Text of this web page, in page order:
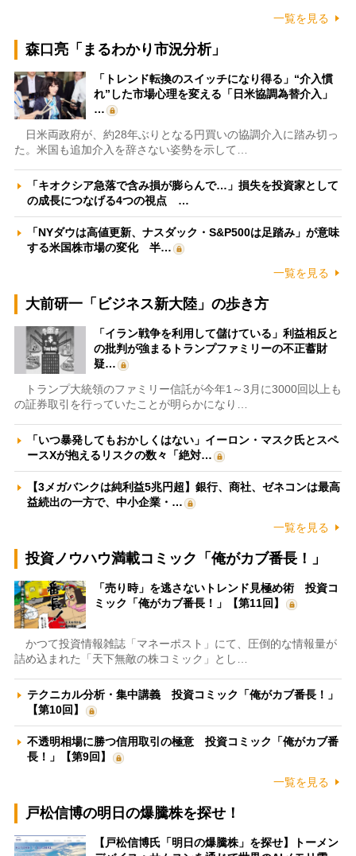
一覧を見る
森口亮「まるわかり市況分析」
「トレンド転換のスイッチになり得る」“介入慣
れ”した市場心理を変える「日米協調為替介入」
…
日米両政府が、約28年ぶりとなる円買いの協調介入に踏み切っ
た。米国も追加介入を辞さない姿勢を示して…
「キオクシア急落で含み損が膨らんで…」損失を投資家として
の成長につなげる4つの視点 …
「NYダウは高値更新、ナスダック・S&P500は足踏み」が意味
する米国株市場の変化 半…
一覧を見る
大前研一「ビジネス新大陸」の歩き方
「イラン戦争を利用して儲けている」利益相反と
の批判が強まるトランプファミリーの不正蓄財
疑…
トランプ大統領のファミリー信託が今年1～3月に3000回以上も
の証券取引を行っていたことが明らかになり…
「いつ暴発してもおかしくはない」イーロン・マスク氏とスペ
ースXが抱えるリスクの数々「絶対…
【3メガバンクは純利益5兆円超】銀行、商社、ゼネコンは最高
益続出の一方で、中小企業・…
一覧を見る
投資ノウハウ満載コミック「俺がカブ番長！」
「売り時」を逃さないトレンド見極め術 投資コ
ミック「俺がカブ番長！」【第11回】
かつて投資情報雑誌「マネーポスト」にて、圧倒的な情報量が
詰め込まれた「天下無敵の株コミック」とし…
テクニカル分析・集中講義 投資コミック「俺がカブ番長！」
【第10回】
不透明相場に勝つ信用取引の極意 投資コミック「俺がカブ番
長！」【第9回】
一覧を見る
戸松信博の明日の爆騰株を探せ！
【戸松信博氏「明日の爆騰株」を探せ】トーメン